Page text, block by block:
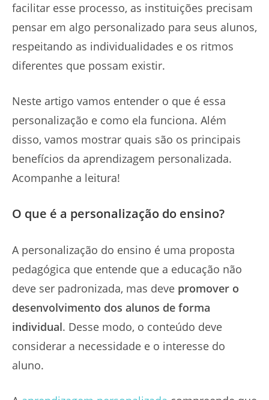
facilitar esse processo, as instituições precisam
pensar em algo personalizado para seus alunos,
respeitando as individualidades e os ritmos
diferentes que possam existir.
Neste artigo vamos entender o que é essa
personalização e como ela funciona. Além
disso, vamos mostrar quais são os principais
benefícios da aprendizagem personalizada.
Acompanhe a leitura!
O que é a personalização do ensino?
A personalização do ensino é uma proposta
pedagógica que entende que a educação não
deve ser padronizada, mas deve promover o
desenvolvimento dos alunos de forma
individual. Desse modo, o conteúdo deve
considerar a necessidade e o interesse do
aluno.